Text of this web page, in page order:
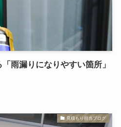
雨漏りになりやすい箇所」
見積もり担当ブログ